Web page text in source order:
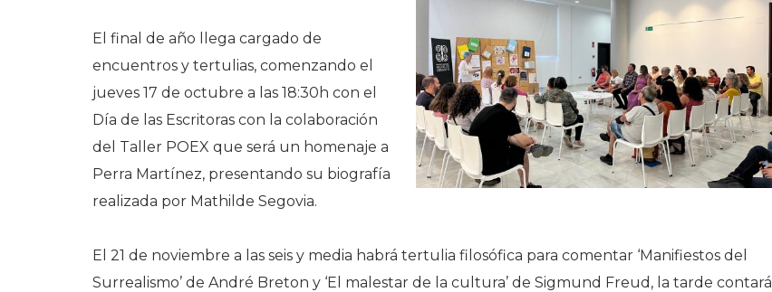
El final de año llega cargado de
encuentros y tertulias, comenzando el
jueves 17 de octubre a las 18:30h con el
Día de las Escritoras con la colaboración
del Taller POEX que será un homenaje a
Perra Martínez, presentando su biografía
realizada por Mathilde Segovia.
El 21 de noviembre a las seis y media habrá tertulia filosófica para comentar ‘Manifiestos del
Surrealismo’ de André Breton y ‘El malestar de la cultura’ de Sigmund Freud, la tarde contará